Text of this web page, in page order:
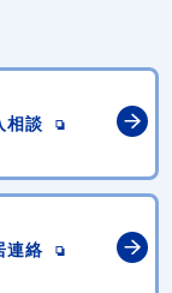
相談
連絡